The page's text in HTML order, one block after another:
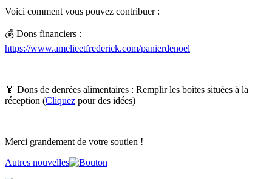
Voici comment vous pouvez contribuer :
💰 Dons financiers :
https://www.amelieetfrederick.com/panierdenoel
🥫 Dons de denrées alimentaires : Remplir les boîtes situées à la
réception (Cliquez pour des idées)
Merci grandement de votre soutien !
Autres nouvelles